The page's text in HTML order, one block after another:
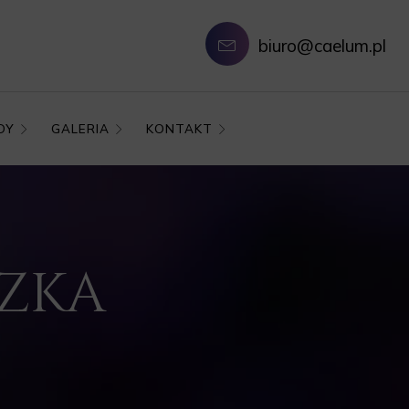
biuro@caelum.pl
GALERIA KONTAKT